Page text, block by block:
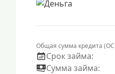
Общая сумма кредита
Срок займа:
Сумма займа: